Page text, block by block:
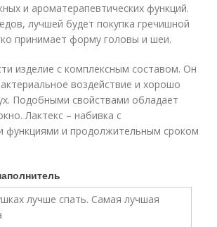
и ароматерапевтических функций.
лучшей будет покупка гречишной
принимает форму головы и шеи.
изделие с комплексным составом. Он
воздействие и хорошо
Подобными свойствами обладает
Лактекс – набивка с
функциями и продолжительным сроком